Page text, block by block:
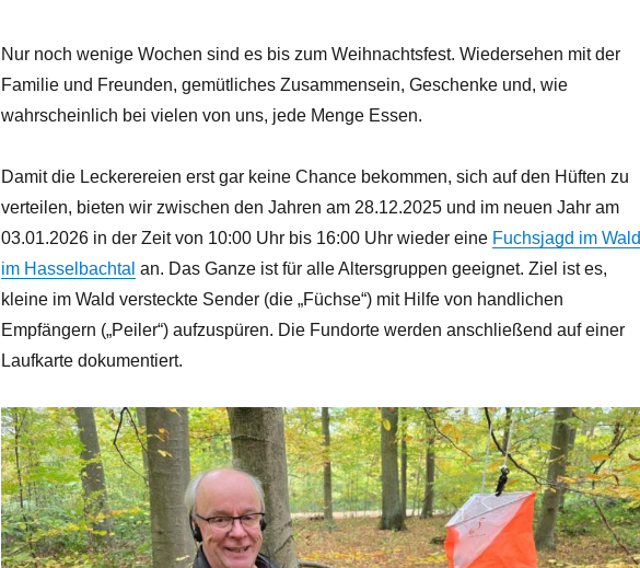
Nur noch wenige Wochen sind es bis zum Weihnachtsfest. Wiedersehen mit der
Familie und Freunden, gemütliches Zusammensein, Geschenke und, wie
wahrscheinlich bei vielen von uns, jede Menge Essen.
Damit die Leckerereien erst gar keine Chance bekommen, sich auf den Hüften zu
verteilen, bieten wir zwischen den Jahren am 28.12.2025 und im neuen Jahr am
03.01.2026 in der Zeit von 10:00 Uhr bis 16:00 Uhr wieder eine Fuchsjagd im Wald
im Hasselbachtal an. Das Ganze ist für alle Altersgruppen geeignet. Ziel ist es,
kleine im Wald versteckte Sender (die „Füchse“) mit Hilfe von handlichen
Empfängern („Peiler“) aufzuspüren. Die Fundorte werden anschließend auf einer
Laufkarte dokumentiert.